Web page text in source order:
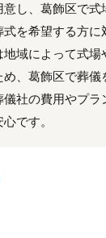
意し、葛飾区で式
式を希望する方に
地域によって式場
、葛飾区で葬儀
社の費用やプラ
です。